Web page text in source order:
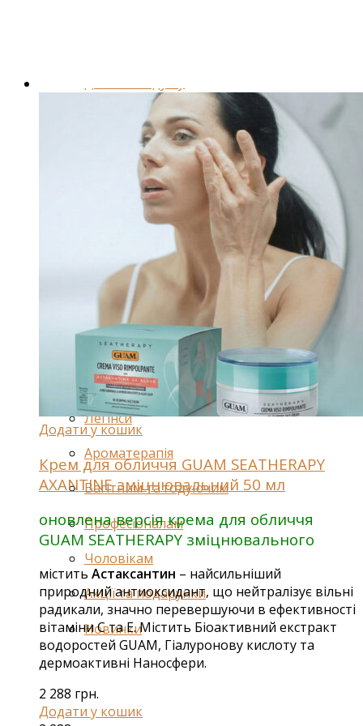
Спеціальний догляд для тіла
Для живота і талії
Для спорту
Очі і губи
Щоденний догляд за обличчям
Антивіковий догляд для обличчя
Спеціальний догляд для обличчя
Очищення обличчя
Маски для волосся
Шампуні
Спеціальні засоби для волосся
Легінси
Ароматерапія
Вагітним та годуючим
Професіоналам
Чоловікам
Акції та подарунки
Новинки
Додати у кошик
Крем для обличчя GUAM SEATHERAPY
AXANTINE зміцнювальний 50 мл
оновлена версія крема для обличчя
GUAM SEATHERAPY зміцнювального
містить Астаксантин – найсильніший
природний антиоксидант, що нейтралізує вільні
радикали, значно перевершуючи в ефективності
вітаміни С та Е. Містить Біоактивний екстракт
водоростей GUAM, Гіалуронову кислоту та
дермоактивні Наносфери.
2 288 грн.
Додати у кошик